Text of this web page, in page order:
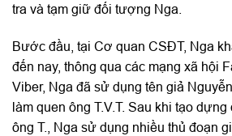
tra và tạm giữ đối tượng Nga.
Bước đầu, tại Cơ quan CSĐT, Nga
đến nay, thông qua các mạng xã hội
Viber, Nga đã sử dụng tên giả
làm quen ông T.V.T. Sau khi tạo
ông T., Nga sử dụng nhiều thủ đoạn